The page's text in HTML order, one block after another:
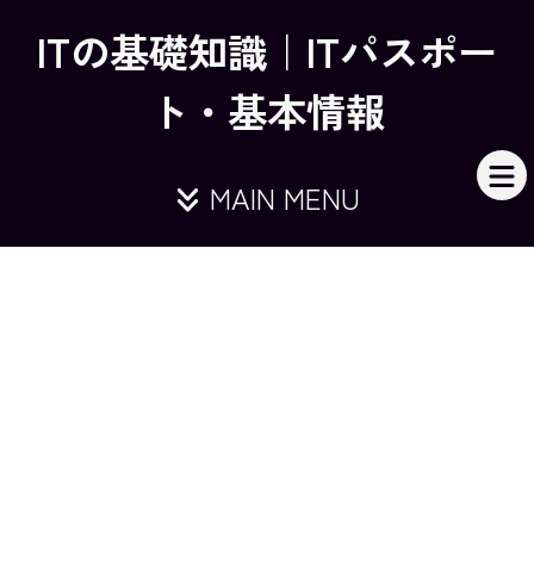
ITの基礎知識｜ITパスポー
ト・基本情報
MAIN MENU